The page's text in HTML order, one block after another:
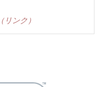
（リンク）